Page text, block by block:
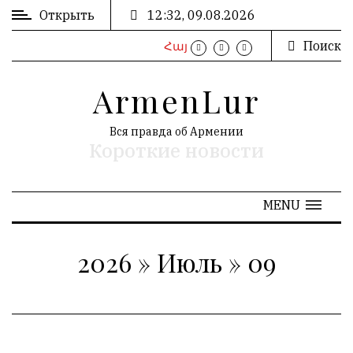
ВХОД
РЕГИСТРАЦИЯ
РЕКЛАМА
Открыть 12:32, 09.08.2026
Հայ Поиск
ArmenLur
Вся правда об Армении
MENU
2026 » Июль » 09